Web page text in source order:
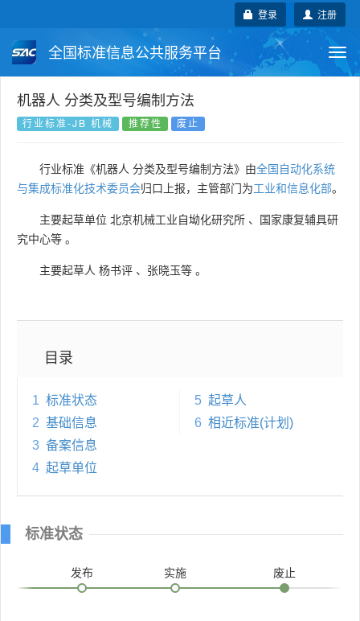
注册
登录
全国标准信息公共服务平台
国家标准 行业标准
国外标准 技术委员会
机器人 分类及型号编制方法
行业标准-JB 机械 推荐性 废止
行业标准《机器人 分类及型号编制方法》由全国自动化系统
与集成标准化技术委员会归口上报，主管部门为工业和信息化部。
主要起草单位 北京机械工业自坳化研究所 、
国家康复辅具研
究中心等 。
主要起草人 杨书评 、 张晓玉等 。
目录
1 标准状态
2 基础信息
3 备案信息
4 起草单位
5 起草人
6 相近标准(计划)
标准状态
发布 实施 废止